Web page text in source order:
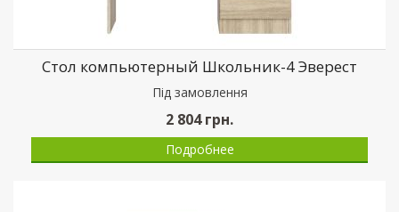
Стол компьютерный Школьник-4 Эверест
Пiд замовлення
2 804грн.
Подробнее